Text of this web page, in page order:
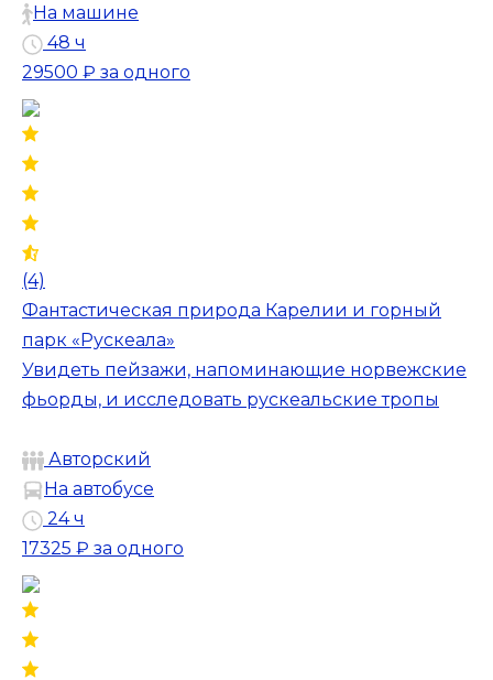
На машине
48 ч
29500 ₽ за одного
(4)
Фантастическая природа Карелии и горный
парк «Рускеала»
Увидеть пейзажи, напоминающие норвежские
фьорды, и исследовать рускеальские тропы
Авторский
На автобусе
24 ч
17325 ₽ за одного